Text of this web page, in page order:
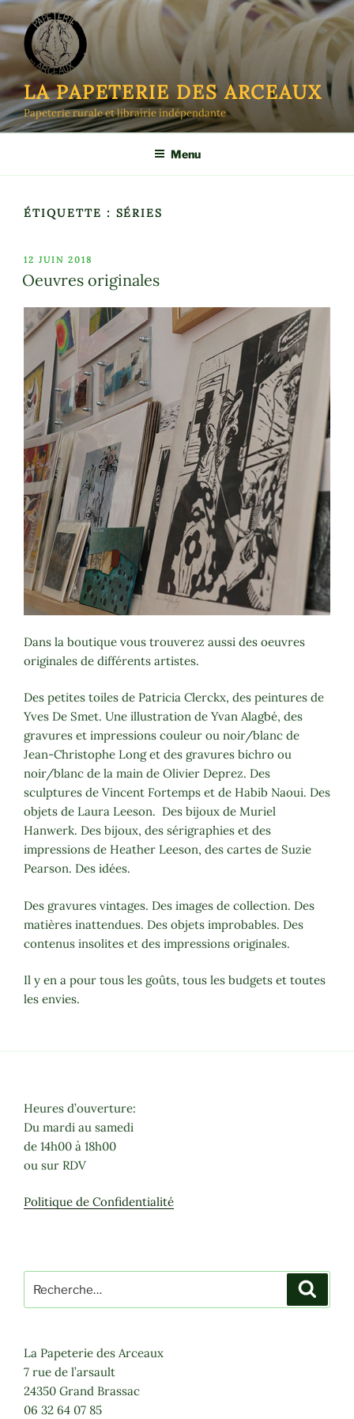
Aller
au
contenu
principal
LA PAPETERIE DES ARCEAUX
Papeterie rurale et librairie indépendante
Menu
ÉTIQUETTE : SÉRIES
PUBLIÉ
LE
12 JUIN 2018
Oeuvres originales
Dans la boutique vous trouverez aussi des oeuvres
originales de différents artistes.
Des petites toiles de Patricia Clerckx, des peintures de
Yves De Smet. Une illustration de Yvan Alagbé, des
gravures et impressions couleur ou noir/blanc de
Jean-Christophe Long et des gravures bichro ou
noir/blanc de la main de Olivier Deprez. Des
sculptures de Vincent Fortemps et de Habib Naoui. Des
objets de Laura Leeson. Des bijoux de Muriel
Hanwerk. Des bijoux, des sérigraphies et des
impressions de Heather Leeson, des cartes de Suzie
Pearson. Des idées.
Des gravures vintages. Des images de collection. Des
matières inattendues. Des objets improbables. Des
contenus insolites et des impressions originales.
Il y en a pour tous les goûts, tous les budgets et toutes
les envies.
Heures d’ouverture:
Du mardi au samedi
de 14h00 à 18h00
ou sur RDV
Politique de Confidentialité
pour
La Papeterie des Arceaux
7 rue de l’arsault
24350 Grand Brassac
06 32 64 07 85